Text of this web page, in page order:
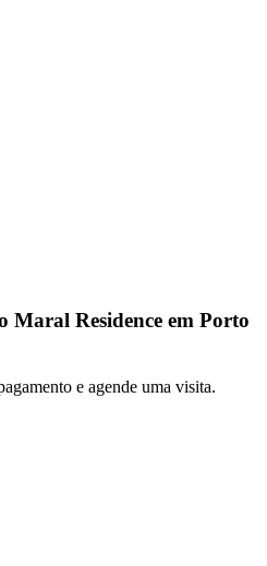
Maral Residence em Porto
e agende uma visita.